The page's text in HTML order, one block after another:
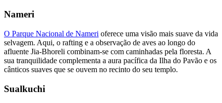
Nameri
O Parque Nacional de Nameri oferece uma visão mais suave da vida
selvagem. Aqui, o rafting e a observação de aves ao longo do
afluente Jia-Bhoreli combinam-se com caminhadas pela floresta. A
sua tranquilidade complementa a aura pacífica da Ilha do Pavão e os
cânticos suaves que se ouvem no recinto do seu templo.
Sualkuchi